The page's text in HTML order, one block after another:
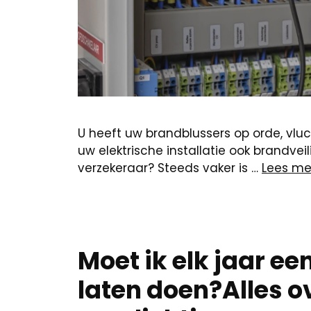
U heeft uw brandblussers op orde,
uw elektrische installatie ook
verzekeraar? Steeds vaker is … Lees
Moet ik elk jaar
laten doen?Alles